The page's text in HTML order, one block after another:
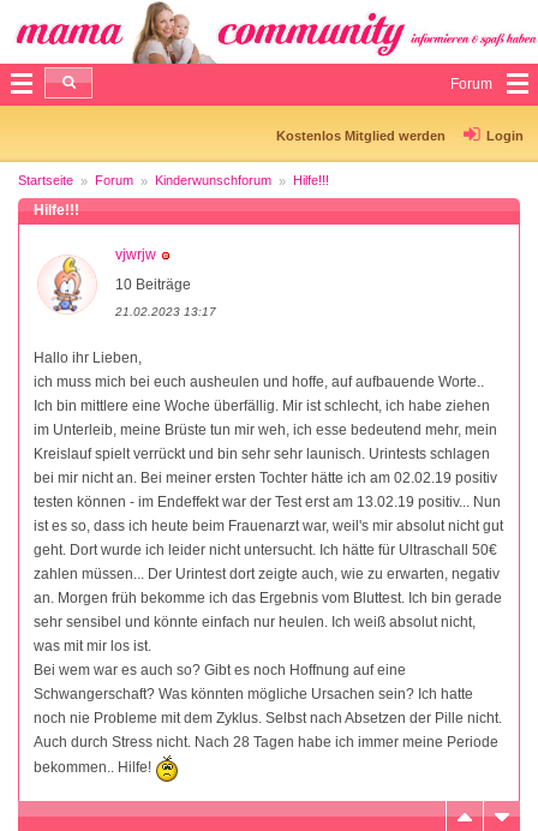
Forum
Kostenlos Mitglied werden Login
Startseite Forum Kinderwunschforum Hilfe!!!
Hilfe!!!
vjwrjw
10 Beiträge
21.02.2023 13:17
Hallo ihr Lieben,
ich muss mich bei euch ausheulen und hoffe, auf aufbauende Worte..
Ich bin mittlere eine Woche überfällig. Mir ist schlecht, ich habe ziehen
im Unterleib, meine Brüste tun mir weh, ich esse bedeutend mehr, mein
Kreislauf spielt verrückt und bin sehr sehr launisch. Urintests schlagen
bei mir nicht an. Bei meiner ersten Tochter hätte ich am 02.02.19 positiv
testen können - im Endeffekt war der Test erst am 13.02.19 positiv... Nun
ist es so, dass ich heute beim Frauenarzt war, weil's mir absolut nicht gut
geht. Dort wurde ich leider nicht untersucht. Ich hätte für Ultraschall 50€
zahlen müssen... Der Urintest dort zeigte auch, wie zu erwarten, negativ
an. Morgen früh bekomme ich das Ergebnis vom Bluttest. Ich bin gerade
sehr sensibel und könnte einfach nur heulen. Ich weiß absolut nicht,
was mit mir los ist.
Bei wem war es auch so? Gibt es noch Hoffnung auf eine
Schwangerschaft? Was könnten mögliche Ursachen sein? Ich hatte
noch nie Probleme mit dem Zyklus. Selbst nach Absetzen der Pille nicht.
Auch durch Stress nicht. Nach 28 Tagen habe ich immer meine Periode
bekommen.. Hilfe!